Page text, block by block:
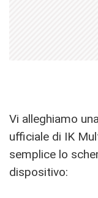
Vi alleghiamo
ufficiale di IK
semplice lo
dispositivo: